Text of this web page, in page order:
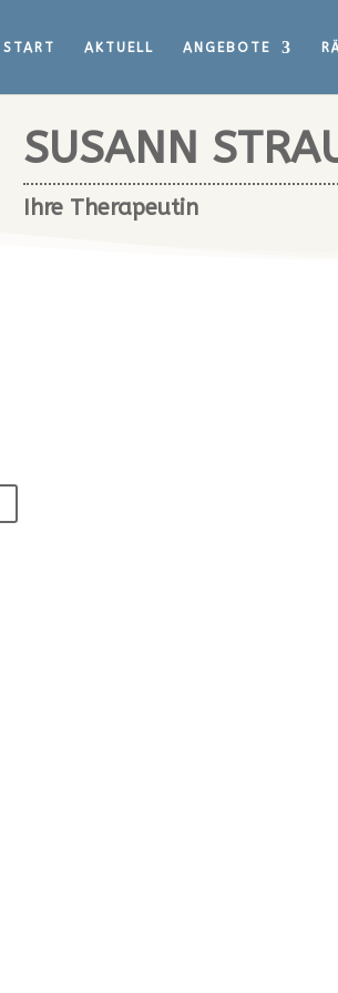
START AKTUELL ANGEBOTE
SUSANN
Ihre Therapeutin